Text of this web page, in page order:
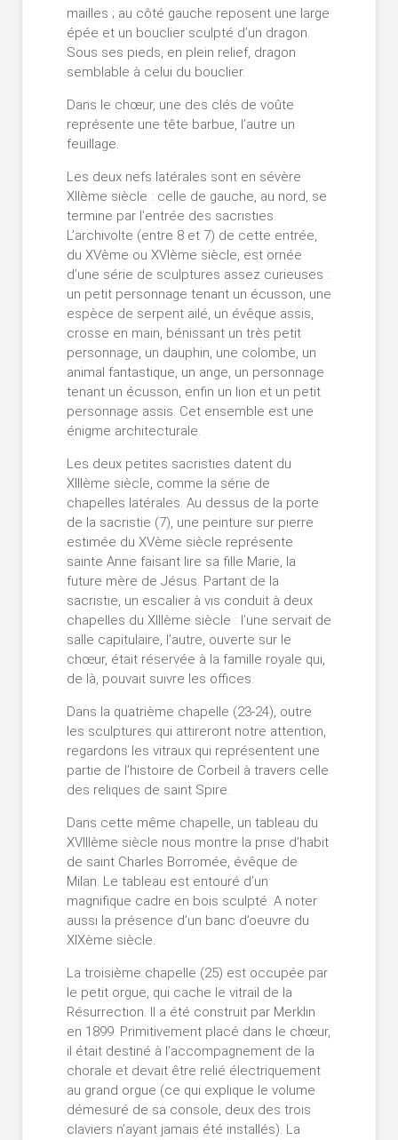
mailles ; au côté gauche reposent une large
épée et un bouclier sculpté d’un dragon.
Sous ses pieds, en plein relief, dragon
semblable à celui du bouclier.
Dans le chœur, une des clés de voûte
représente une tête barbue, l’autre un
feuillage.
Les deux nefs latérales sont en sévère
XIIème siècle : celle de gauche, au nord, se
termine par l’entrée des sacristies.
L’archivolte (entre 8 et 7) de cette entrée,
du XVème ou XVIème siècle, est ornée
d’une série de sculptures assez curieuses :
un petit personnage tenant un écusson, une
espèce de serpent ailé, un évêque assis,
crosse en main, bénissant un très petit
personnage, un dauphin, une colombe, un
animal fantastique, un ange, un personnage
tenant un écusson, enfin un lion et un petit
personnage assis. Cet ensemble est une
énigme architecturale.
Les deux petites sacristies datent du
XIIIème siècle, comme la série de
chapelles latérales. Au dessus de la porte
de la sacristie (7), une peinture sur pierre
estimée du XVème siècle représente
sainte Anne faisant lire sa fille Marie, la
future mère de Jésus. Partant de la
sacristie, un escalier à vis conduit à deux
chapelles du XIIIème siècle : l’une servait de
salle capitulaire, l’autre, ouverte sur le
chœur, était réservée à la famille royale qui,
de là, pouvait suivre les offices.
Dans la quatrième chapelle (23-24), outre
les sculptures qui attireront notre attention,
regardons les vitraux qui représentent une
partie de l’histoire de Corbeil à travers celle
des reliques de saint Spire.
Dans cette même chapelle, un tableau du
XVIIIème siècle nous montre la prise d’habit
de saint Charles Borromée, évêque de
Milan. Le tableau est entouré d’un
magnifique cadre en bois sculpté. A noter
aussi la présence d’un banc d’oeuvre du
XIXème siècle.
La troisième chapelle (25) est occupée par
le petit orgue, qui cache le vitrail de la
Résurrection. Il a été construit par Merklin
en 1899. Primitivement placé dans le chœur,
il était destiné à l’accompagnement de la
chorale et devait être relié électriquement
au grand orgue (ce qui explique le volume
démesuré de sa console, deux des trois
claviers n’ayant jamais été installés). La